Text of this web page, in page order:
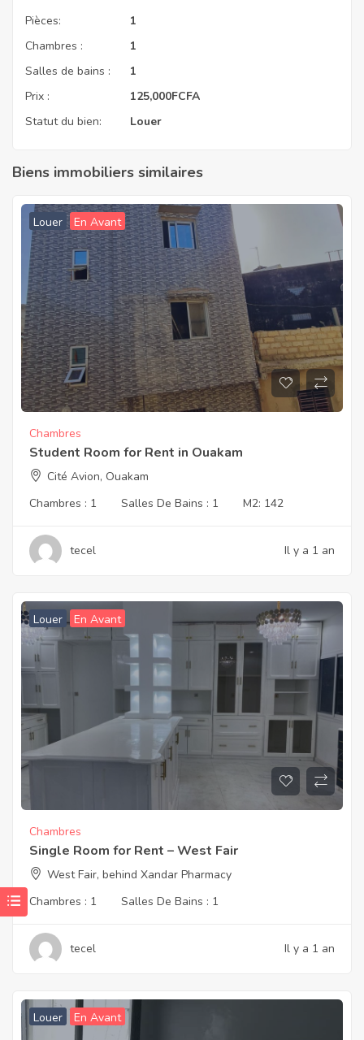
Pièces:
1
Chambres :
1
Salles de bains :
1
Prix :
125,000FCFA
Statut du bien:
Louer
Biens immobiliers similaires
Louer En Avant
Chambres
Student Room for Rent in Ouakam
Cité Avion, Ouakam
Chambres : 1 Salles De Bains : 1 M2: 142
tecel Il y a 1 an
Louer En Avant
Chambres
Single Room for Rent – West Fair
West Fair, behind Xandar Pharmacy
Chambres : 1 Salles De Bains : 1
tecel Il y a 1 an
Louer En Avant